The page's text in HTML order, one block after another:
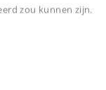
für
zou kunnen zijn.